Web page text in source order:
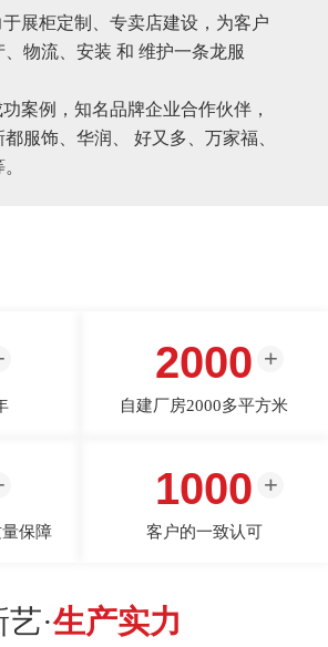
展柜定制、专卖店建设，为客户
物流、安装 和 维护一条龙服
案例，知名品牌企业合作伙伴，
服饰、华润、 好又多、万家福、
2000
自建厂房2000多平方米
保障
1000
客户的一致认可
艺·生产实力